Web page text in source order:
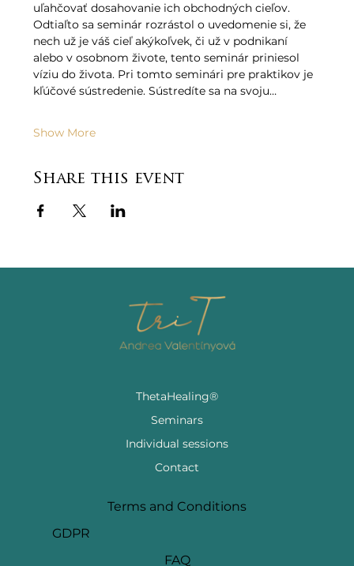
uľahčovať dosahovanie ich obchodných cieľov.
Odtiaľto sa seminár rozrástol o uvedomenie si, že
nech už je váš cieľ akýkoľvek, či už v podnikaní
alebo v osobnom živote, tento seminár priniesol
víziu do života. Pri tomto seminári pre praktikov je
kľúčové sústredenie. Sústredíte sa na svoju…
Show More
Share this event
ThetaHealing®
Seminars
Individual sessions
Contact
Terms and Conditions
GDPR
FAQ